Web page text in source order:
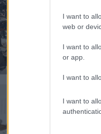
I want to
web or
I want to
or app.
I want to
I want to